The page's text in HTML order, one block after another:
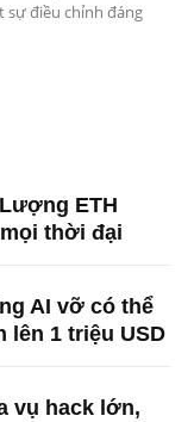
sự điều chỉnh đáng
ETH
thời đại
AI vỡ có thể
lên 1 triệu USD
vụ hack lớn,